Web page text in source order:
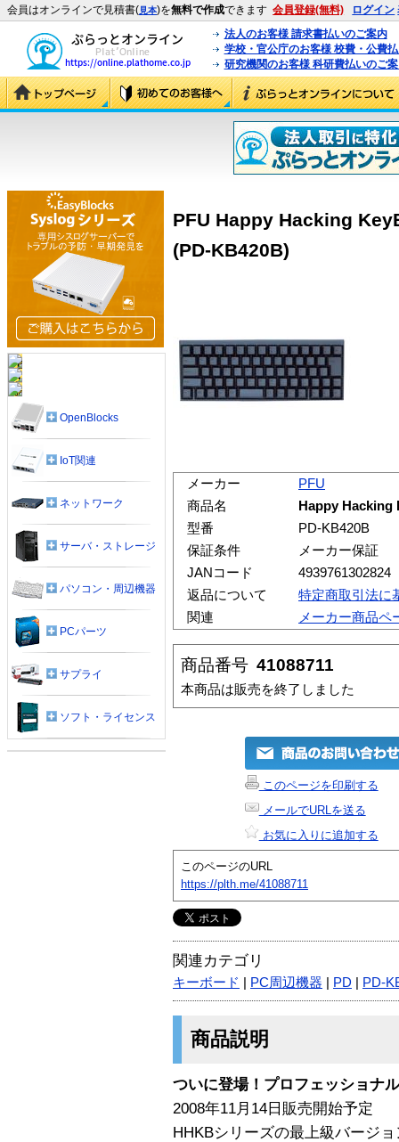
会員はオンラインで見積書(見本)を無料で作成できます 会員登録(無料) ログイン
法人のお客様 請求書払いのご案内
学校・官公庁のお客様 校費・公費
研究機関のお客様 科研費払いのご
PFU Happy Hacking
(PD-KB420B)
メーカー
PFU
商品名
Happy
型番
PD-KB420B
保証条件
メーカー保証
JANコード
4939761302824
返品について
特定商取引法に
関連
メーカー商品ペ
商品番号 41088711
本商品は販売を終了しました
このページを印刷する
メールでURLを送る
お気に入りに追加する
このページのURL
https://plth.me/41088711
関連カテゴリ
キーボード PC周辺機器 PD PD-
商品説明
ついに登場！プロフェッショナ
2008年11月14日販売開始予定
HHKBシリーズの最上級バージ
OpenBlocks
IoT関連
ネットワーク
サーバ・ストレージ
パソコン・周辺機器
PCパーツ
サプライ
ソフト・ライセンス